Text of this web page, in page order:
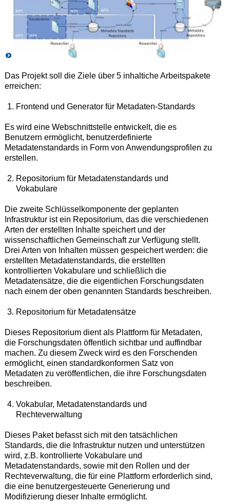
Das Projekt soll die Ziele über 5 inhaltiche Arbeitspakete
erreichen:
Frontend und Generator für Metadaten-Standards
Es wird eine Webschnittstelle entwickelt, die es
Benutzern ermöglicht, benutzerdefinierte
Metadatenstandards in Form von Anwendungsprofilen zu
erstellen.
Repositorium für Metadatenstandards und
Vokabulare
Die zweite Schlüsselkomponente der geplanten
Infrastruktur ist ein Repositorium, das die verschiedenen
Arten der erstellten Inhalte speichert und der
wissenschaftlichen Gemeinschaft zur Verfügung stellt.
Drei Arten von Inhalten müssen gespeichert werden: die
erstellten Metadatenstandards, die erstellten
kontrollierten Vokabulare und schließlich die
Metadatensätze, die die eigentlichen Forschungsdaten
nach einem der oben genannten Standards beschreiben.
Repositorium für Metadatensätze
Dieses Repositorium dient als Plattform für Metadaten,
die Forschungsdaten öffentlich sichtbar und auffindbar
machen. Zu diesem Zweck wird es den Forschenden
ermöglicht, einen standardkonformen Satz von
Metadaten zu veröffentlichen, die ihre Forschungsdaten
beschreiben.
Vokabular, Metadatenstandards und
Rechteverwaltung
Dieses Paket befasst sich mit den tatsächlichen
Standards, die die Infrastruktur nutzen und unterstützen
wird, z.B. kontrollierte Vokabulare und
Metadatenstandards, sowie mit den Rollen und der
Rechteverwaltung, die für eine Plattform erforderlich sind,
die eine benutzergesteuerte Generierung und
Modifizierung dieser Inhalte ermöglicht.